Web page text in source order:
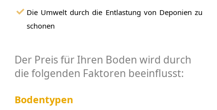
Die Umwelt durch die Entlastung von Deponien zu
schonen
Der Preis für Ihren Boden wird durch
die folgenden Faktoren beeinflusst:
Bodentypen